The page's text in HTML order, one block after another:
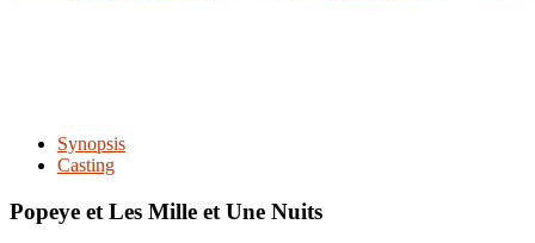
Synopsis
Casting
Popeye et Les Mille et Une Nuits